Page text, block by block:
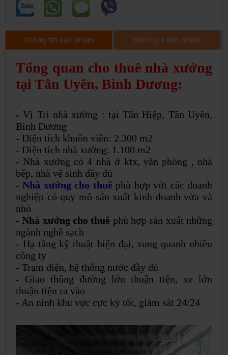
Thông tin sản phẩm Đánh giá sản phẩm
Tổng quan cho thuê nhà xưởng
tại Tân Uyên, Bình Dương:
- Vị Trí nhà xưởng : tại Tân Hiệp, Tân Uyên,
Bình Dương
- Diện tích khuôn viên: 2.300 m2
- Diện tích nhà xưởng: 1.100 m2
- Nhà xưởng có 4 nhà ở ktx, văn phòng , nhà
bếp, nhà vệ sinh đầy đủ
-Nhà xưởng cho thuê phù hợp với các doanh
nghiệp có quy mô sản xuất kinh doanh vừa và
nhỏ
-Nhà xưởng cho thuê phù hợp sản xuất những
ngành nghề sạch
- Hạ tầng kỹ thuật hiện đại, xung quanh nhiều
công ty
- Trạm điện, hệ thống nước đầy đủ
- Giao thông đường lớn thuận tiện, xe lớn
thuận tiện ra vào
- An ninh khu vực cực kỳ tốt, giám sát 24/24